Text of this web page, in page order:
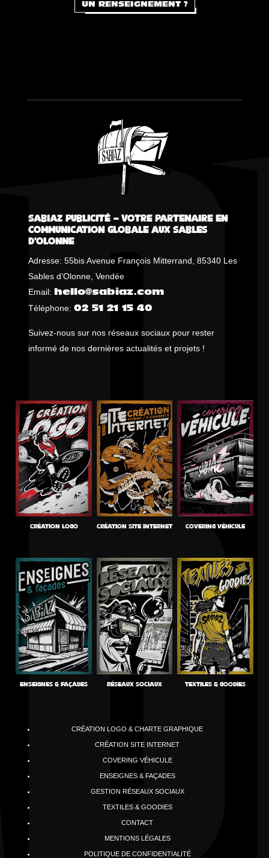
UN RENSEIGNEMENT ?
Sabiaz Publicité – Votre Partenaire en
Communication Globale aux Sables
d’Olonne
Adresse: 55bis Avenue François Mitterrand, 85340 Les
Sables d’Olonne, Vendée
Email:
hello@sabiaz.com
Téléphone:02 51 21 15 40
Suivez-nous sur nos réseaux sociaux pour rester
informé de nos dernières actualités et projets !
CRÉATION LOGO CRÉATION SITE INTERNET COVERING VÉHICULE
ENSEIGNES & FAÇADES RÉSEAUX SOCIAUX TEXTILES & GOODIES
PCRÉATION LOGO & CHARTE GRAPHIQUE
PCRÉATION SITE INTERNET
COVERING VÉHICULE
ENSEIGNES & FAÇADES
GESTION RÉSEAUX SOCIAUX
TEXTILES & GOODIES
PCONTACT
MENTIONS LÉGALES
POLITIQUE DE CONFIDENTIALITÉ